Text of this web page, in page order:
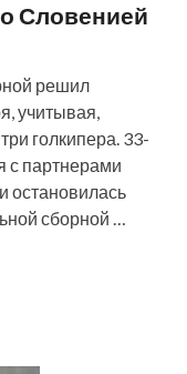
Словенией
решил
учитывая,
голкипера. 33-
с партнерами
остановилась
сборной …